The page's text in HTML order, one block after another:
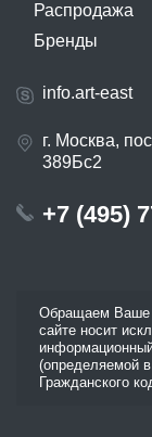
Распродажа
Бренды
info.art-east
г. Москва,
389Бс2
+7 (495)
Обращаем Ваше
сайте носит
(определяемой в
Гражданского